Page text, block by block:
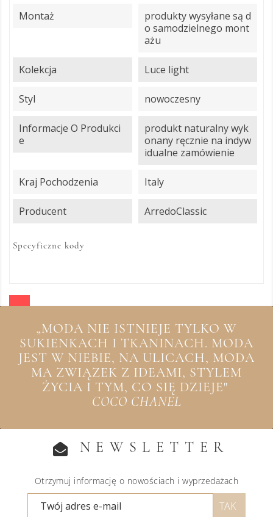
Montaż
produkty wysyłane są d
o samodzielnego mont
ażu
Kolekcja Luce light
Styl nowoczesny
Informacje O Produkci
E
produkt naturalny wyk
onany ręcznie na indyw
idualne zamówienie
Kraj Pochodzenia Italy
Producent ArredoClassic
Specyficzne kody
„MODA NIE ISTNIEJE TYLKO W
SUKIENKACH I TKANINACH. MODA
JEST W NIEBIE, NA ULICACH, MODA
MA ZWIĄZEK Z IDEAMI, STYLEM
ŻYCIA I TYM, CO SIĘ DZIEJE"
COCO CHANEL
NEWSLETTER
Otrzymuj informację o nowościach i wyprzedażach